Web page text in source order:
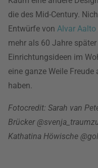
die des Mid-Century.
Entwürfe von Alvar Aalto
mehr als 60 Jahre
Einrichtungsideen im
eine ganze Weile
haben.
Fotocredit: Sarah van
Brücker
Kathatina Höwische